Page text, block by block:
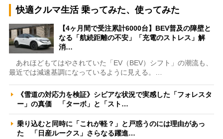
快適クルマ生活 乗ってみた、使ってみた
【4ヶ月間で受注累計6000台】BEV普及の障壁と
なる「航続距離の不安」「充電のストレス」解
消…
あれほどもてはやされていた「EV（BEV）シフト」の潮流も、
最近では減速基調になっているように見える。…
《雪道の対応力を検証》シビアな状況で実感した「フォレスタ
ー」の真価 「ターボ」と「スト…
乗り込むと同時に「これが軽？」と戸惑うのには理由があっ
た 「日産ルークス」さらなる躍進…